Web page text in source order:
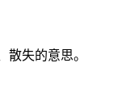
失的意思。